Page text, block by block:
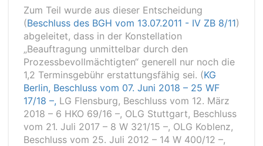
Zum Teil wurde aus dieser Entscheidung
(Beschluss des BGH vom 13.07.2011 - IV ZB 8/11)
abgeleitet, dass in der Konstellation
„Beauftragung unmittelbar durch den
Prozessbevollmächtigten“ generell nur noch die
1,2 Terminsgebühr erstattungsfähig sei. (KG
Berlin, Beschluss vom 07. Juni 2018 – 25 WF
17/18 –, LG Flensburg, Beschluss vom 12. März
2018 – 6 HKO 69/16 –, OLG Stuttgart, Beschluss
vom 21. Juli 2017 – 8 W 321/15 –, OLG Koblenz,
Beschluss vom 25. Juli 2012 – 14 W 400/12 –,